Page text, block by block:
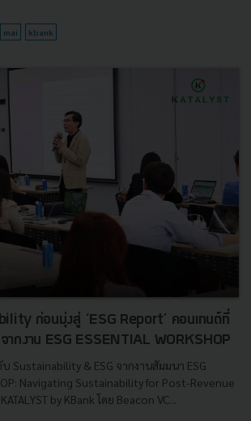
mai kbank
ก่อนมุ่งสู่ ‘ESG Report’ คอนเทนต์ที่
ากงาน ESG ESSENTIAL WORKSHOP
Sustainability & ESG จากงานสัมมนา ESG
Navigating Sustainability for Post-Revenue
by KBank โดย Beacon VC...